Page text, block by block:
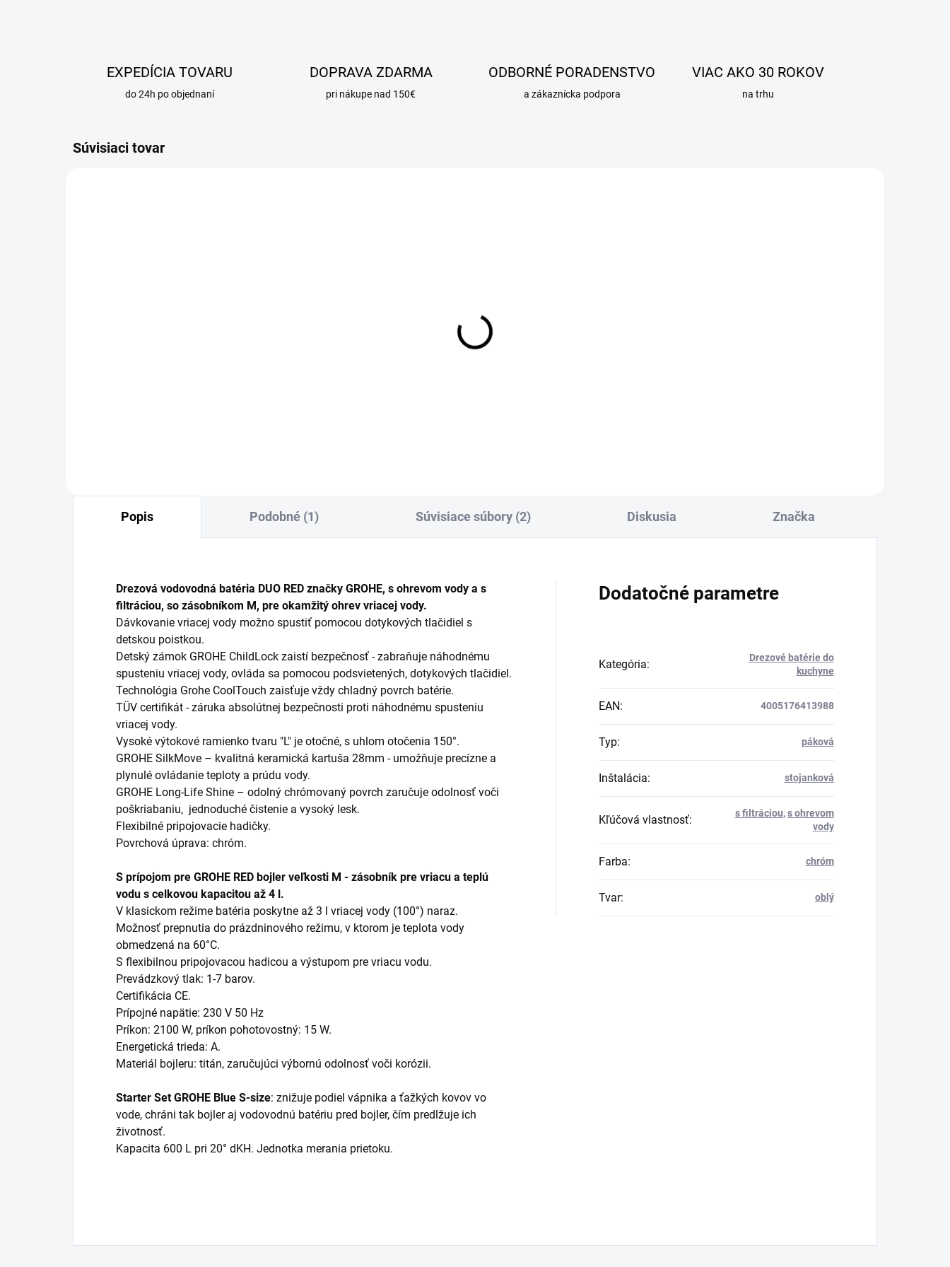
EXPEDÍCIA TOVARU
do 24h po objednaní
DOPRAVA ZDARMA
pri nákupe nad 150€
ODBORNÉ PORADENSTVO
a zákaznícka podpora
VIAC AKO 30 ROKOV
na trhu
Súvisiaci tovar
Popis Podobné (1) Súvisiace súbory (2) Diskusia Značka
Drezová vodovodná batéria DUO RED značky GROHE, s ohrevom vody a s
filtráciou, so zásobníkom M, pre okamžitý ohrev vriacej vody.
Dávkovanie vriacej vody možno spustiť pomocou dotykových tlačidiel s
detskou poistkou.
Detský zámok GROHE ChildLock zaistí bezpečnosť - zabraňuje náhodnému
spusteniu vriacej vody, ovláda sa pomocou podsvietených, dotykových tlačidiel.
Technológia Grohe CoolTouch zaisťuje vždy chladný povrch batérie.
TÜV certifikát - záruka absolútnej bezpečnosti proti náhodnému spusteniu
vriacej vody.
Vysoké výtokové ramienko tvaru "L" je otočné, s uhlom otočenia 150°.
GROHE SilkMove – kvalitná keramická kartuša 28mm - umožňuje precízne a
plynulé ovládanie teploty a prúdu vody.
GROHE Long-Life Shine – odolný chrómovaný povrch zaručuje odolnosť voči
poškriabaniu, jednoduché čistenie a vysoký lesk.
Flexibilné pripojovacie hadičky.
Povrchová úprava: chróm.
S prípojom pre GROHE RED bojler veľkosti M - zásobník pre vriacu a teplú
vodu s celkovou kapacitou až 4 l.
V klasickom režime batéria poskytne až 3 l vriacej vody (100°) naraz.
Možnosť prepnutia do prázdninového režimu, v ktorom je teplota vody
obmedzená na 60°C.
S flexibilnou pripojovacou hadicou a výstupom pre vriacu vodu.
Prevádzkový tlak: 1-7 barov.
Certifikácia CE.
Prípojné napätie: 230 V 50 Hz
Príkon: 2100 W, príkon pohotovostný: 15 W.
Energetická trieda: A.
Materiál bojleru: titán, zaručujúci výbornú odolnosť voči korózii.
Starter Set GROHE Blue S-size: znižuje podiel vápnika a ťažkých kovov vo
vode, chráni tak bojler aj vodovodnú batériu pred bojler, čím predlžuje ich
životnosť.
Kapacita 600 L pri 20° dKH. Jednotka merania prietoku.
Dodatočné parametre
Kategória:
Drezové batérie do
kuchyne
EAN: 4005176413988
Typ: páková
Inštalácia: stojanková
Kľúčová vlastnosť: s filtráciou,s ohrevom
vody
Farba: chróm
Tvar: oblý